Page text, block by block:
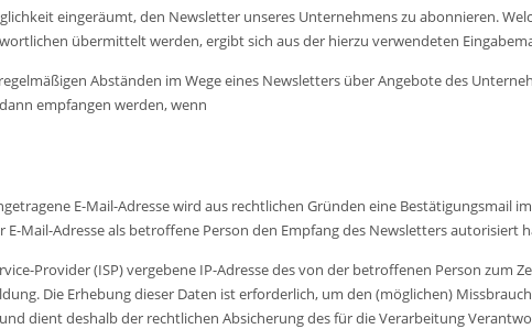
eingeräumt, den Newsletter unseres Unternehmens zu abonnieren.
übermittelt werden, ergibt sich aus der hierzu verwendeten
Abständen im Wege eines Newsletters über Angebote des
empfangen werden, wenn
E-Mail-Adresse wird aus rechtlichen Gründen eine Bestätigungsmail
Mail-Adresse als betroffene Person den Empfang des Newsletters autorisiert
Provider (ISP) vergebene IP-Adresse des von der betroffenen Person zum
Die Erhebung dieser Daten ist erforderlich, um den (möglichen)
dient deshalb der rechtlichen Absicherung des für die Verarbeitung